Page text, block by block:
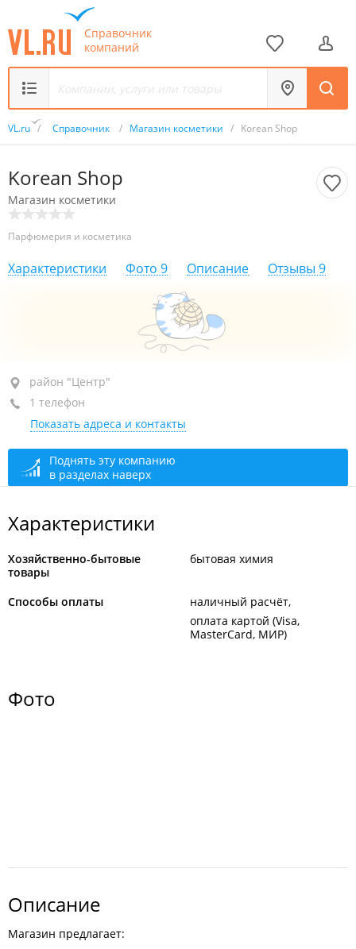
Справочник
компаний
VL.ru / Справочник / Магазин косметики / Korean Shop
Korean Shop
Магазин косметики
Парфюмерия и косметика
Характеристики Фото 9 Описание Отзывы 9
район "Центр", ул. Светланская, 51
БЦ "Приморье", 1-й этаж
+7 924 244-27-00
закрыто, откроется через 54 мин.
район "Центр"
1 телефон
Показать адреса и контакты
Поднять эту компанию
в разделах наверх
Характеристики
Хозяйственно-бытовые
товары
бытовая химия
Способы оплаты
наличный расчёт
оплата картой (Visa,
MasterCard, МИР)
Фото
Описание
Магазин предлагает: